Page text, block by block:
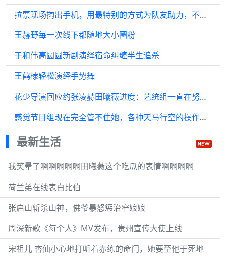
拉票现场掏出手机，用最特别的方式为队友助力，不拘小节的样子太圈粉
王赫野每一次线下都随地大小圈粉
于和伟高圆圆新剧演绎宿命纠缠半生追杀
王鹤棣轻松演绎手势舞
花少导演回应约张凌赫田曦薇进度：艺统组一直在努力推进
感觉节目组现在完全管不住她，各种天马行空的操作，谁都预判不到
最新生活
我笑晕了啊啊啊啊啊田曦薇这个吃瓜的表情啊啊啊啊
荷兰弟在线表白比伯
张启山斩杀山神，佛爷暴怒惩治窄娘娘
周深新歌《每个人》MV发布，贵州宣传大使上线
宋祖儿 杏仙小心地打听着赤练的命门，她要至他于死地